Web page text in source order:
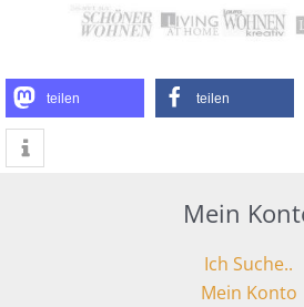
teilen teilen
Mein
Ich Suche..
Mein Konto